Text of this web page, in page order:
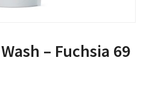
– Fuchsia 69